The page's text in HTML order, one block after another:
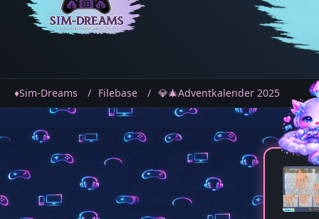
♦️Sim-Dreams Filebase 💎🎄Adventkalender 2025